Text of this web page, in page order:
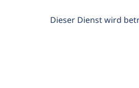
Dieser Dienst wird